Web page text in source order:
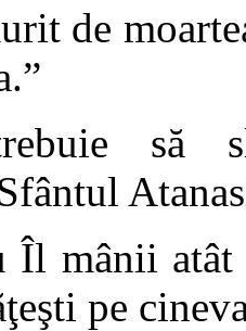
de
să
Îl mânii atât
pe